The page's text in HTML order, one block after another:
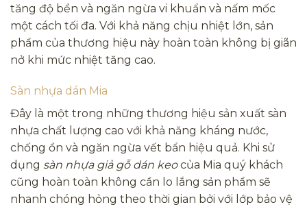
tăng độ bền và ngăn ngừa vi khuẩn và nấm mốc
một cách tối đa. Với khả năng chịu nhiệt lớn, sản
phẩm của thương hiệu này hoàn toàn không bị giãn
nở khi mức nhiệt tăng cao.
Sàn nhựa dán Mia
Đây là một trong những thương hiệu sản xuất sàn
nhựa chất lượng cao với khả năng kháng nước,
chống ồn và ngăn ngừa vết bẩn hiệu quả. Khi sử
dụng sàn nhựa giả gỗ dán keocủa Mia quý khách
cũng hoàn toàn không cần lo lắng sản phẩm sẽ
nhanh chóng hỏng theo thời gian bởi với lớp bảo vệ